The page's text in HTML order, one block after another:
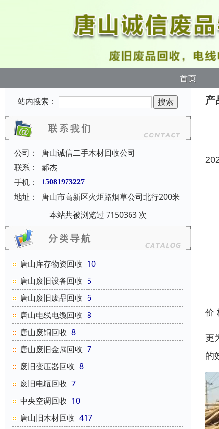
首页
站内搜索：
公司：
唐山诚信二手木材回收公司
联系：
郝杰
手机：
15081973227
地址：
唐山市高新区火炬路烟草公司北行200米
本站共被浏览过 7150363 次
唐山库存物资回收 10
唐山废旧设备回收 5
唐山废旧废品回收 6
唐山电线电缆回收 8
唐山废铜回收 8
唐山废旧金属回收 7
废旧变压器回收 8
废旧电瓶回收 7
中央空调回收 10
唐山旧木材回收 417
产
价
更
的